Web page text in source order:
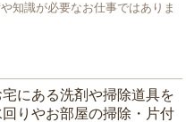
知識が必要なお仕事ではありま
にある洗剤や掃除道具を
りやお部屋の掃除・片付